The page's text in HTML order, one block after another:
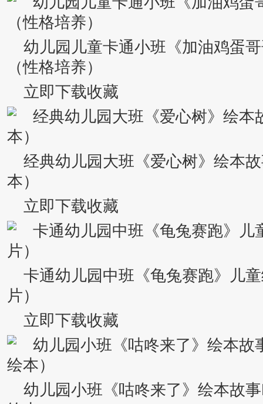
幼儿园儿童卡通小班《加油鸡蛋
（性格培养）
立即下载收藏
经典幼儿园大班《爱心树》绘本
本）
立即下载收藏
卡通幼儿园中班《龟兔赛跑》儿
片）
立即下载收藏
幼儿园小班《咕咚来了》绘本故